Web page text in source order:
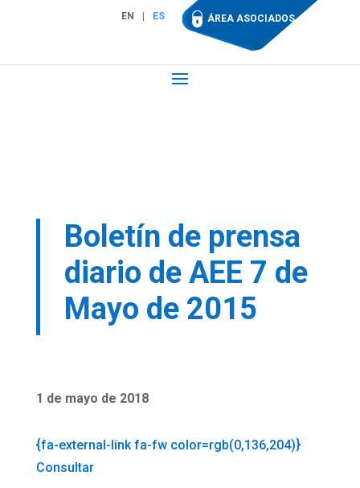
EN ES ÁREA ASOCIADOS
Boletín de prensa
diario de AEE 7 de
Mayo de 2015
1 de mayo de 2018
{fa-external-link fa-fw color=rgb(0,136,204)}
Consultar